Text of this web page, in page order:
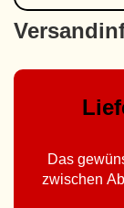
Das
zwischen